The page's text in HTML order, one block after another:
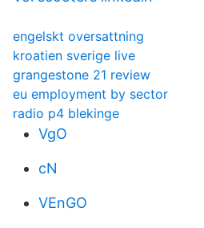
engelskt oversattning
kroatien sverige live
grangestone 21 review
eu employment by sector
radio p4 blekinge
VgO
cN
VEnGO